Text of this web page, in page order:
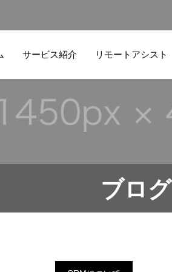
サービス紹介 リモートアシスト
ブログ